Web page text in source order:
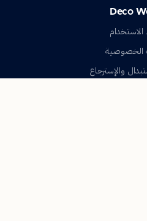
Deco
الخصوصية
والإسترجاع